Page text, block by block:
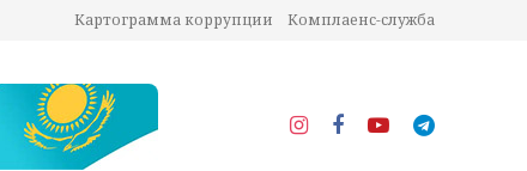
Картограмма коррупции Комплаенс-служба